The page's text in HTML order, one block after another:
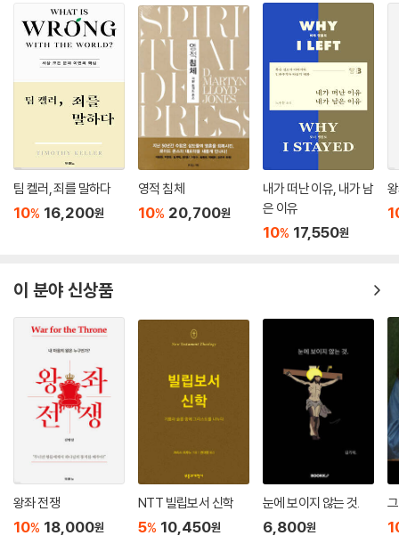
교하기를 원하는 학자들에 의해 사용된다. 그들에게는 대규모 살해보다 좀
더 많은 사건이 포함되어야 좀 더 안전한 학문적 관찰을 위한 대규모 데이
터베이스와 향후 대량 학살을 방지하기 위한 더 큰 통찰을 얻는 데 도움이
된다. 문화적 항목들의 파괴?예컨대 도서관 폭파?가 “문화적 대량 학
살”로 불려야 하는지에 관한 논쟁은 그 연속선의 양쪽 극단 사이의 대조에
대한 한 가지 예다. 좀 더 제한적인 정의들은 그런 사건들을 대량 학살 논의
에서 제외하는 경향이 있는 반면 좀 더 넓은 정의들은 그런 사건들을 포함
할 것이다.
앞서 언급된 바와 같이 전쟁에서의 잔학 행위는 확실히 고대 근동 전쟁의
일부였는데, 이로 말미암아 그 사건들을 대량 학살이라고 부르는 학자들도
있다. 그러나 놀랍게도 적의 진멸과 민간인 살해는 드물었다. 이는 표준적
서(Mari letters)에 기록된 야일라눔 부족의 살해, 히타이트가 정복한 도
해, 아시리아 왕 아슈르나시르팔의 텔라 부족 살해, 센나케리브 치하의 아
시리아인들의 바빌론 성 파괴가 포함된다.
히타이트가 빼앗은 도시들을 봉헌한 사건(사실 사람은 아무도 살해당하지
않았다)은 문화적 대량 학살을 포함하는 좀 더 넓은 정의에만 들어맞을 것
이다. 그러나 다른 사건들?메사, 야일라눔 부족, 아슈르나시르팔, 센나케
리브와 연결된 사건들?은 표준적인 정의에 따른 대량 학살로 여겨질 수 있
다. 아시리아 제국의 사례에서 볼 수 있듯이 고대 때 집단들은 다르게 생각
되었기 때문에, 이런 명백한 중첩에도 불구하고 그 사건들을 대량 학살과
동일시하는 데는 문제가 있다. 아시리아인들은 확실히 다른 집단에 속한
상과 파괴만 일어났는데 대규모 살상이 있었던 것처럼 과장되었다는 식으
로 설명한다. 네 번째 견해에서는 성경에 기록된 사건들이 다양한 이유로
정당화된다고 본다. 이 입장을 취하는 학자들은 그런 문제는 하나님의 주
권에 속하는 신비이기 때문에 우리가 그분의 길을 이해하지 못한다거나,
가나인 족속이 사악했다거나, 가나안 땅은 이스라엘 백성이 거주할 신성한
땅이기에 그곳에서 악이 존재해서는 안 된다(이스라엘 백성도 그들의 사
악함으로 말미암아 북왕국 이스라엘은 아시리아에게, 남왕국 유다는 바빌
로니아에게 멸망당했다)는 식으로 설명한다.
이 책의 저자는 첫 번째 견해는 명백히 거부하지만, 다른 세 가지 입장 중
어느 하나의 “정답”을 제시하지는 않는다. 그 대신 각각의 입장이 지닌 장
나안 족속을 모두 죽이라고 명령하시는 하나님과 그 명령에 순응해 가나안
족속을 멸망시키는 이스라엘의 폭력이 현대인의 가치와 사고방식에 큰 걸
림돌이 되며, 많은 그리스도인이 이 문제로 고민하고 많은 비그리스도인이
이 문제 때문에 기독교 신앙을 가지지 못한다는 점을 인정하고 이 문제를
정직하고 진지하게 다룬다는 점에서 큰 의의가 있다. 특별히 이 주제에 관
련한 방대한 논의의 지형들을 짧은 시간 안에 개관할 수 있다는 점에서 확
실한 장점을 갖는다. 성경에 나타난 하나님의 폭력성 문제로 고민해 본 사
람이라면 반드시 읽어야 할 책이다.
두를 이 얇은 책에 아우른 트림의 고민과 혜안도 우리가 주목하여 살펴보
아야 할 사항이다. 평소 이 문제를 진지하게 인식하고 물음을 가져온 평신
도들은 물론이거니와 신학생들과 목회자들에게 자세히 그리고 반복해서
읽고 또 읽어 보기를 기꺼이 추천한다.
- 주현규 (백석대학교 신학대학원 구약학 교수)
이 책은 구약성경에 나오는 가나안 족속의 멸망 문제를 심도 있게 다룬다.
저자의 의도는 이 문제에 대하여 옳은 해답을 논증하는 것이 아니다. 이 문
제에 대하여 더 깊이 생각하고 다양한 해법을 더 잘 이해하기를 바랄 뿐이
다. 가나안 족속의 멸절 문제는 구약학의 아킬레스건에 해당한다. 이 책은
이 문제를 이해하고 변증하는 데 적절한 도움과 안내가 되어 줄 것이다.
를 고려하기 위한 귀중한 통찰을 제공한다. 특히 가나안 족속들과의 전쟁
에서 나타난 성경의 하나님의 폭력이라는 신학적 문제에 관심이 있는 사람
이라면 이 책에서 유익을 얻을 것이다.
- 리처드 S. 헤스 (덴버 신학교 교수)
이 책은 박식하고 사려 깊은 논의다. 대체로 열띤 논란이 벌어지고 있는 분
야에서 트림은 밝은 빛을 비춰준다.
- R. W. L. 모벌리 (더럼 대학교 교수)
팀 켈러, 죄를 말하다
10% 16,200원
영적 침체
10% 20,700원
내가 떠난 이유, 내가 남
은 이유
10% 17,550원
이 분야 신상품
왕좌 전쟁
10% 18,000원
NTT 빌립보서 신학
5% 10,450원
눈에 보이지 않는 것.
6,800원